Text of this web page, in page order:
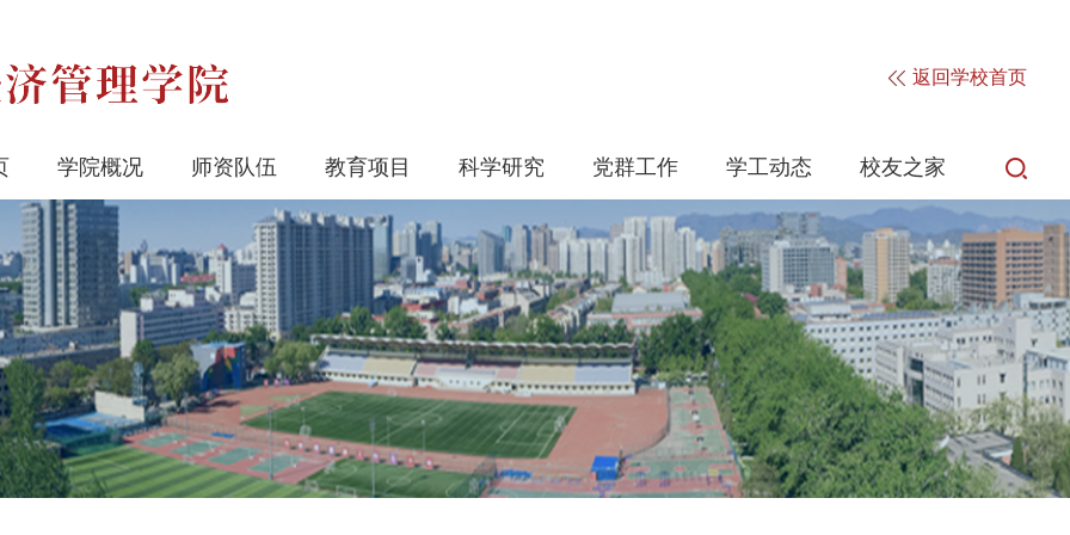
返回学校首页
学院概况 师资队伍 教育项目 科学研究 党群工作 学工动态 校友之家